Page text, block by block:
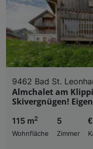
9462 Bad St.
Almchalet am
Skivergnügen!
115 m2
Wohnfläche
5
Zimmer